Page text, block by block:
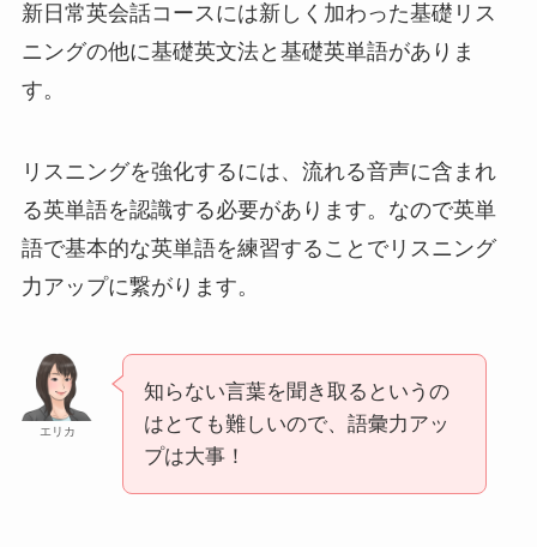
新日常英会話コースには新しく加わった基礎リス
ニングの他に基礎英文法と基礎英単語がありま
す。
リスニングを強化するには、流れる音声に含まれ
る英単語を認識する必要があります。なので英単
語で基本的な英単語を練習することでリスニング
力アップに繋がります。
エリカ
知らない言葉を聞き取るというの
はとても難しいので、語彙力アッ
プは大事！